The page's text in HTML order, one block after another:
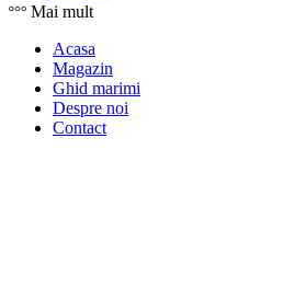
Mai mult
Acasa
Magazin
Ghid marimi
Despre noi
Contact